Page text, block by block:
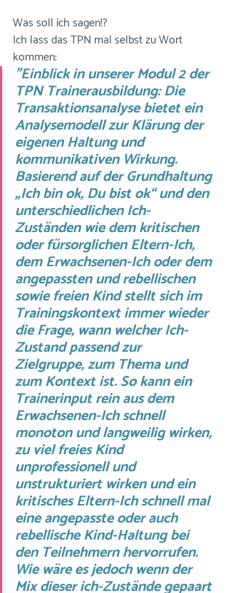
Was soll ich sagen!?
Ich lass das TPN mal selbst zu Wort
kommen:
"Einblick in unserer Modul 2 der
TPN Trainerausbildung: Die
Transaktionsanalyse bietet ein
Analysemodell zur Klärung der
eigenen Haltung und
kommunikativen Wirkung.
Basierend auf der Grundhaltung
„Ich bin ok, Du bist ok“ und den
unterschiedlichen Ich-
Zuständen wie dem kritischen
oder fürsorglichen Eltern-Ich,
dem Erwachsenen-Ich oder dem
angepassten und rebellischen
sowie freien Kind stellt sich im
Trainingskontext immer wieder
die Frage, wann welcher Ich-
Zustand passend zur
Zielgruppe, zum Thema und
zum Kontext ist. So kann ein
Trainerinput rein aus dem
Erwachsenen-Ich schnell
monoton und langweilig wirken,
zu viel freies Kind
unprofessionell und
unstrukturiert wirken und ein
kritisches Eltern-Ich schnell mal
eine angepasste oder auch
rebellische Kind-Haltung bei
den Teilnehmern hervorrufen.
Wie wäre es jedoch wenn der
Mix dieser ich-Zustände gepaart